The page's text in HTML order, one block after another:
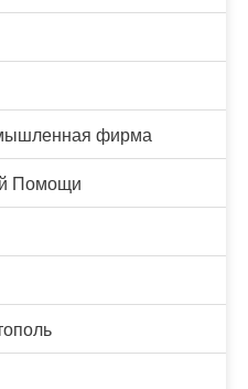
фирма
Помощи